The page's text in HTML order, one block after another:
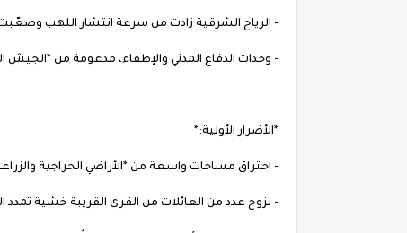
- الرياح الشرقية زادت من سرعة انتشار اللهب
- وحدات الدفاع المدني والإطفاء، مدعومة من
*الأضرار الأولية:*
- احتراق مساحات واسعة من *الأراضي الحراجية
- نزوح عدد من العائلات من القرى القريبة خشية تمدد